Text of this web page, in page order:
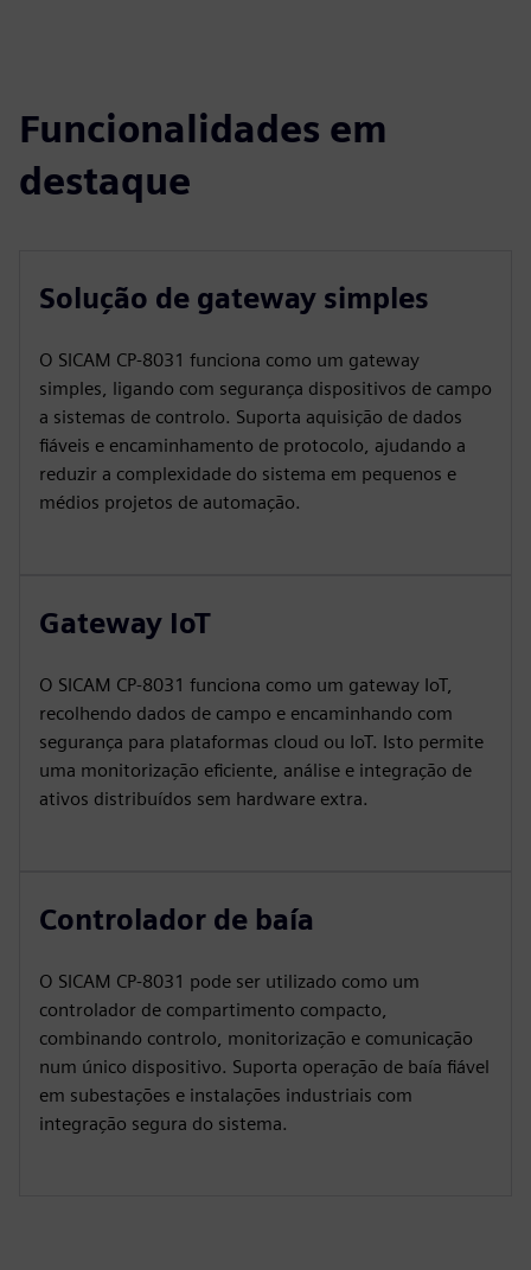
Funcionalidades em
destaque
Solução de gateway simples
O SICAM CP‑8031 funciona como um gateway
simples, ligando com segurança dispositivos de campo
a sistemas de controlo. Suporta aquisição de dados
fiáveis e encaminhamento de protocolo, ajudando a
reduzir a complexidade do sistema em pequenos e
médios projetos de automação.
Gateway IoT
O SICAM CP‑8031 funciona como um gateway IoT,
recolhendo dados de campo e encaminhando com
segurança para plataformas cloud ou IoT. Isto permite
uma monitorização eficiente, análise e integração de
ativos distribuídos sem hardware extra.
Controlador de baía
O SICAM CP‑8031 pode ser utilizado como um
controlador de compartimento compacto,
combinando controlo, monitorização e comunicação
num único dispositivo. Suporta operação de baía fiável
em subestações e instalações industriais com
integração segura do sistema.